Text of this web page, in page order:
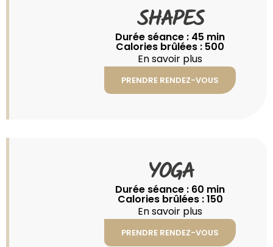
SHAPES
Durée séance : 45 min
Calories brûlées : 500
En savoir plus
PRENDRE RENDEZ-VOUS
YOGA
Durée séance : 60 min
Calories brûlées : 150
En savoir plus
PRENDRE RENDEZ-VOUS